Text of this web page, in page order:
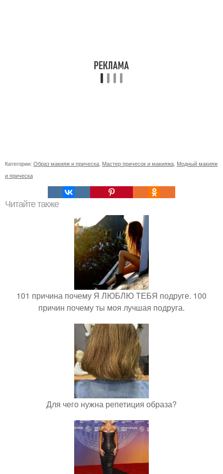
Категории: Образ макияж и прическа, Мастер причесок и макияжа, Модный макияж
и прическа
Читайте также
101 причина почему Я ЛЮБЛЮ ТЕБЯ подруге. 100
причин почему ты моя лучшая подруга.
Для чего нужна репетиция образа?